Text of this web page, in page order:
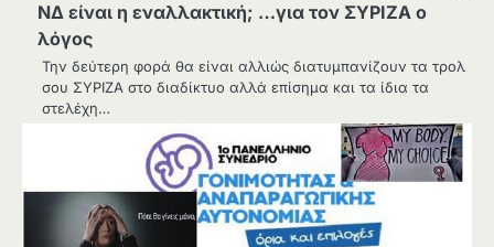
ΝΔ είναι η εναλλακτική; …για τον ΣΥΡΙΖΑ ο
λόγος
Την δεύτερη φορά θα είναι αλλιώς διατυμπανίζουν τα τρολ
σου ΣΥΡΙΖΑ στο διαδίκτυο αλλά επίσημα και τα ίδια τα
στελέχη…